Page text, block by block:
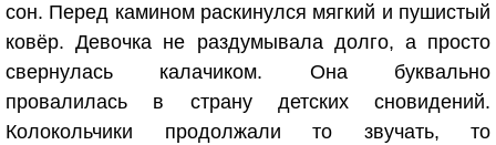
сон. Перед камином раскинулся мягкий и пушистый
ковёр. Девочка не раздумывала долго, а просто
свернулась калачиком. Она буквально
провалилась в страну детских сновидений.
Колокольчики продолжали то звучать, то